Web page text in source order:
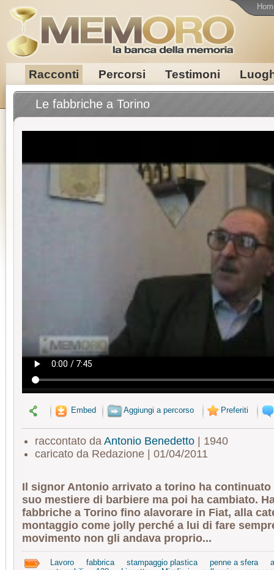
Racconti Percorsi Testimoni
Le fabbriche a Torino
Embed Aggiungi a percorso Preferiti
raccontato da Antonio Benedetto| 1940
caricato da Redazione | 01/04/2011
Il signor Antonio arrivato a torino ha
suo mestiere di barbiere ma poi ha cambiato.
fabbriche a Torino fino alavorare in Fiat, alla
montaggio come jolly perché a lui di fare
movimento non gli andava proprio...
Lavoro fabbrica stampaggio plastica penne a sfera